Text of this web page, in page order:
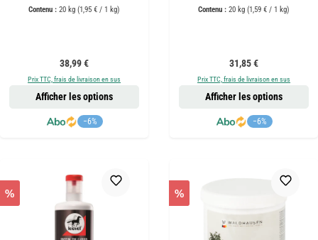
Contenu : 20 kg (1,95 € / 1 kg)
Prix régulier :
38,99 €
Prix TTC, frais de livraison en sus
−6%
Afficher les options
Contenu : 20 kg (1,59 € / 1 kg)
Prix régulier :
31,85 €
Prix TTC, frais de livraison en sus
−6%
Afficher les options
% %